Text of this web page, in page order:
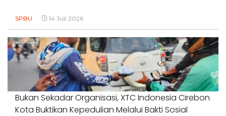
SPBU 14 Juli 2026
Bukan Sekadar Organisasi, XTC Indonesia Cirebon
Kota Buktikan Kepedulian Melalui Bakti Sosial